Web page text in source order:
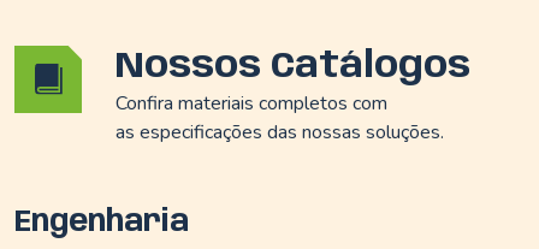
Nossos Catálogos
Confira materiais completos com
as especificações das nossas soluções.
Engenharia